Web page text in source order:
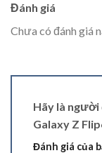
Đánh giá
Chưa có đánh giá
Hãy là người
Galaxy Z
Đánh giá của